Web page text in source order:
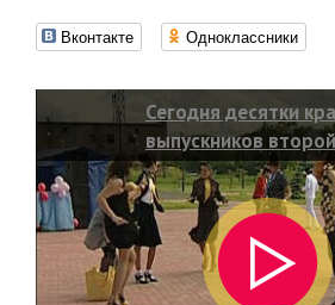
Вконтакте Одноклассники
Сегодня десятки
выпускников
окончание школы